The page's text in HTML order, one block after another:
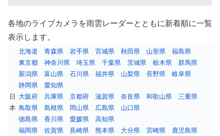
各地のライブカメラを雨雲レーダーとともに新着順に一覧
表示します。
日
本
北海道 青森県 岩手県 宮城県 秋田県 山形県
福島県
東京都
神奈川県 埼玉県 千葉県 茨城県 栃木県
群馬県
新潟県
富山県 石川県 福井県 山梨県 長野県
岐阜県
静岡県
愛知県
大阪府
兵庫県 京都府 滋賀県 奈良県 和歌山県
三重県
鳥取県
島根県 岡山県 広島県
山口県
徳島県
香川県 愛媛県
高知県
福岡県
佐賀県 長崎県 熊本県 大分県 宮崎県
鹿児島県